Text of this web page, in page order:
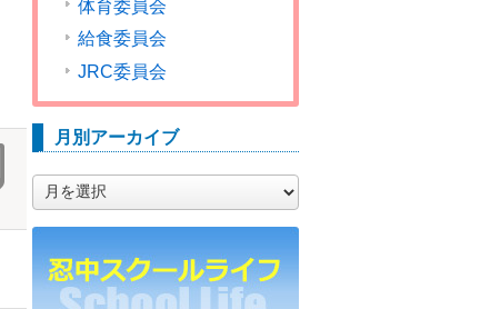
体育委員会
給食委員会
JRC委員会
月別アーカイブ
別
ア
カ